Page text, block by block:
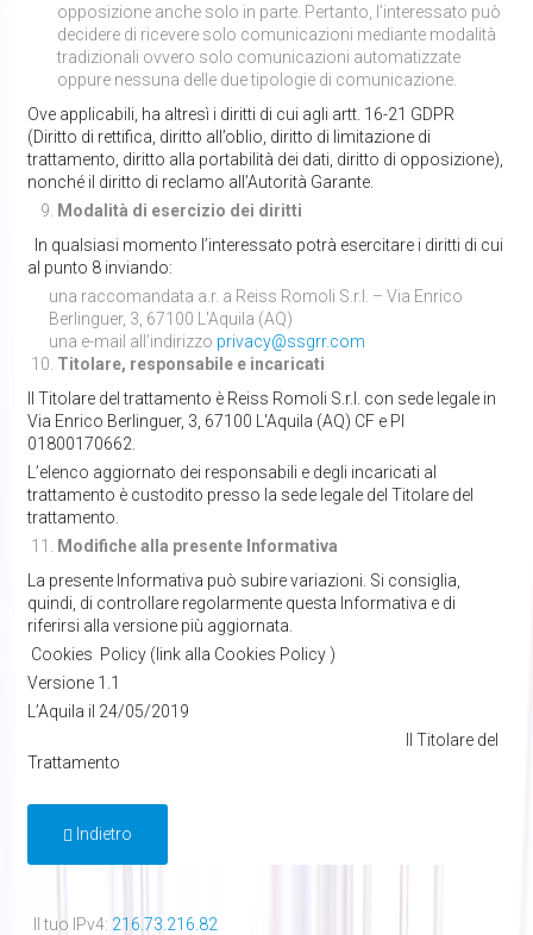
opposizione anche solo in parte. Pertanto, l’interessato può
decidere di ricevere solo comunicazioni mediante modalità
tradizionali ovvero solo comunicazioni automatizzate
oppure nessuna delle due tipologie di comunicazione.
Ove applicabili, ha altresì i diritti di cui agli artt. 16-21 GDPR
(Diritto di rettifica, diritto all’oblio, diritto di limitazione di
trattamento, diritto alla portabilità dei dati, diritto di opposizione),
nonché il diritto di reclamo all’Autorità Garante.
Modalità di esercizio dei diritti
In qualsiasi momento l’interessato potrà esercitare i diritti di cui
al punto 8 inviando:
una raccomandata a.r. a Reiss Romoli S.r.l. – Via Enrico
Berlinguer, 3, 67100 L'Aquila (AQ)
una e-mail all’indirizzo privacy@ssgrr.com
Titolare, responsabile e incaricati
Il Titolare del trattamento è Reiss Romoli S.r.l. con sede legale in
Via Enrico Berlinguer, 3, 67100 L'Aquila (AQ) CF e PI
01800170662.
L’elenco aggiornato dei responsabili e degli incaricati al
trattamento è custodito presso la sede legale del Titolare del
trattamento.
Modifiche alla presente Informativa
La presente Informativa può subire variazioni. Si consiglia,
quindi, di controllare regolarmente questa Informativa e di
riferirsi alla versione più aggiornata.
Cookies Policy (link alla Cookies Policy )
Versione 1.1
L’Aquila il 24/05/2019
Il Titolare del
Trattamento
Indietro
Il tuo IPv4: 216.73.216.82